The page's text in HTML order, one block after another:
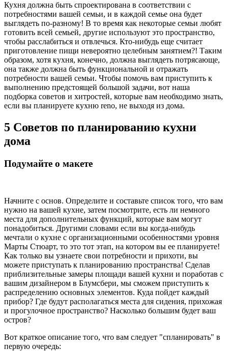
Кухня должна быть спроектирована в соответствии с
потребностями вашей семьи, и в каждой семье она будет
выглядеть по-разному! В то время как некоторые семьи любят
готовить всей семьей, другие используют это пространство,
чтобы расслабиться и отвлечься. Кто-нибудь еще считает
приготовление пищи невероятно целебным занятием?! Таким
образом, хотя кухня, конечно, должна выглядеть потрясающе,
она также должна быть функциональной и отражать
потребности вашей семьи. Чтобы помочь вам приступить к
выполнению предстоящей большой задачи, вот наша
подборка советов и хитростей, которые вам необходимо знать,
если вы планируете кухню reno, не выходя из дома.
5 Советов по планированию кухни
дома
Подумайте о макете
Начните с основ. Определите и составьте список того, что вам
нужно на вашей кухне, затем посмотрите, есть ли немного
места для дополнительных функций, которые вам могут
понадобиться. Другими словами если вы когда-нибудь
мечтали о кухне с организационными особенностями уровня
Марты Стюарт, то это тот этап, на котором вы ее планируете!
Как только вы узнаете свои потребности и прихоти, вы
можете приступать к планированию пространства! Сделав
приблизительные замеры площади вашей кухни и поработав с
вашим дизайнером в Блумсбери, мы сможем приступить к
распределению основных элементов. Куда пойдет каждый
прибор? Где будут располагаться места для сидения, прихожая
и прогулочное пространство? Насколько большим будет ваш
остров?
Вот краткое описание того, что вам следует "спланировать" в
первую очередь: